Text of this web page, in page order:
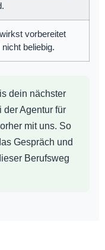
vorbereitet
nicht beliebig.
dein nächster
der Agentur für
mit uns. So
Gespräch und
Berufsweg